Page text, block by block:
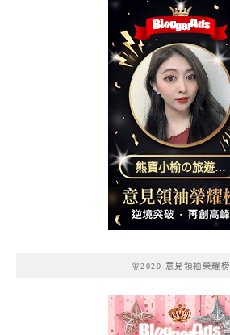
熊寶小榆の旅遊日
記
🧚2020 意見領袖榮耀榜